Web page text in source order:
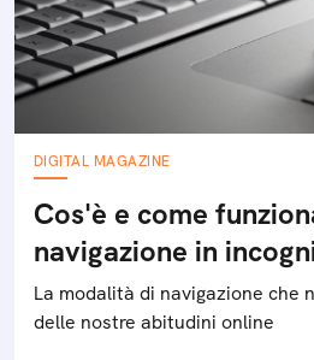
DIGITAL MAGAZINE
Cos'è e come
navigazione in
La modalità di navigazione che
delle nostre abitudini online